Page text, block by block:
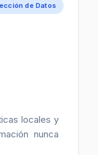
de Datos
locales y
nunca